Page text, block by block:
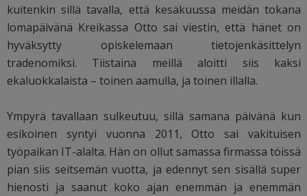
kuitenkin sillä tavalla, että kesäkuussa meidän tokana
lomapäivänä Kreikassa Otto sai viestin, että hänet on
hyväksytty opiskelemaan tietojenkäsittelyn
tradenomiksi. Tiistaina meillä aloitti siis kaksi
ekaluokkalaista – toinen aamulla, ja toinen illalla.
Ympyrä tavallaan sulkeutuu, sillä samana päivänä kun
esikoinen syntyi vuonna 2011, Otto sai vakituisen
työpaikan IT-alalta. Hän on ollut samassa firmassa töissä
pian siis seitsemän vuotta, ja edennyt sen sisällä super
hienosti ja saanut koko ajan enemmän ja enemmän